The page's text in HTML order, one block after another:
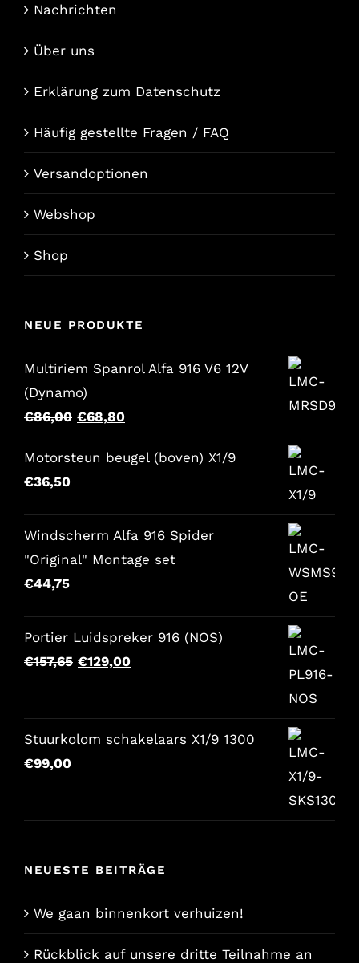
Nachrichten
Über uns
Erklärung zum Datenschutz
Häufig gestellte Fragen / FAQ
Versandoptionen
Webshop
Shop
NEUE PRODUKTE
Multiriem Spanrol Alfa 916 V6 12V
(Dynamo)
€86,00 Der
ursprüngliche
Preis
€86,00.
€68,80Der
aktuelle
Preis
€68,80.
Motorsteun beugel (boven) X1/9
€36,50
Windscherm Alfa 916 Spider
"Original" Montage set
€44,75
Portier Luidspreker 916 (NOS)
€157,65 Der
war:
€129,00Der
lautet:
Stuurkolom schakelaars X1/9 1300
€99,00
NEUESTE BEITRÄGE
We gaan binnenkort verhuizen!
Rückblick auf unsere dritte Teilnahme an